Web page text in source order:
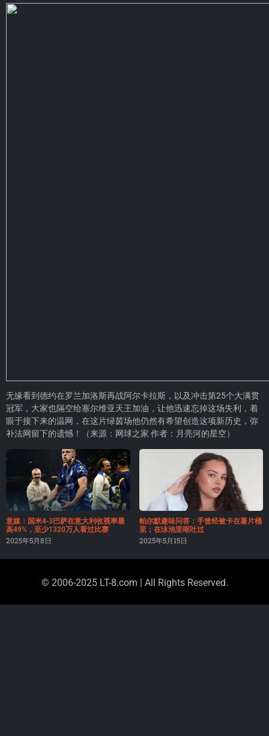
无缘看到德约在罗兰加洛斯再战阿尔卡拉斯，以及冲击第25个大满贯
冠军，大家也隔空给塞尔维亚天王加油，让他迅速忘掉这场失利，着
眼于接下来的温网，在这片绿茵场他仍然有希望创造这项新历史，弥
补法网留下的遗憾！（来源：网球之家 作者：月亮河的星空）
意媒：国米4-3巴萨在意大利收视率最
高49%，至少1320万人看过比赛
2025年5月8日
帕尔默趣味问答：手曾经被卡在薯片桶
里；在泳池里呕吐过
2025年5月15日
© 2006-2025 LT-8.com | All Rights Reserved.